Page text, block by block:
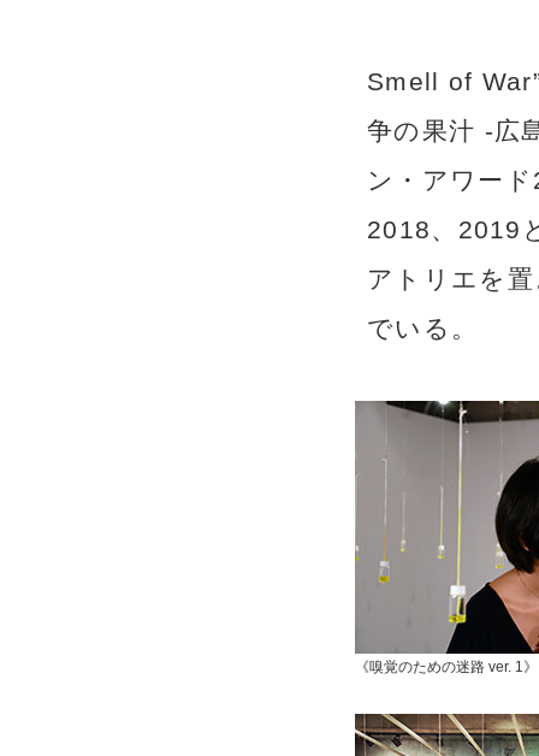
Smell of
争の果汁 -広
ン・アワー
2018、2019
アトリエを
でいる。
《嗅覚のための迷路 ver. 1》